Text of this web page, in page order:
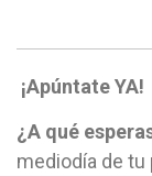
¡Apúntate YA!
¿A qué
mediodía de tu